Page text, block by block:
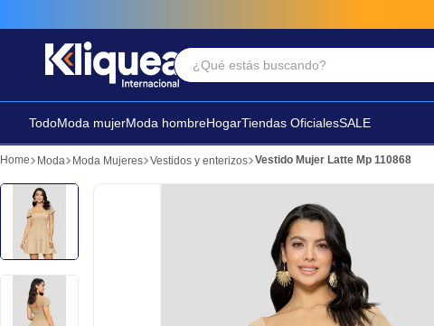
¿Qué estás buscando?
TodoModa mujerModa hombreHogarTiendas OficialesSALE
Moda Moda Mujeres Vestidos y enterizos Vestido Mujer Latte Mp 110868
Términos Más Buscados
2. sandalia